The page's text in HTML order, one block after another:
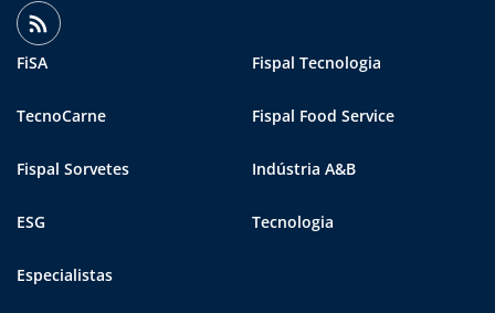
FiSA Fispal Tecnologia
TecnoCarne Fispal Food Service
Fispal Sorvetes Indústria A&B
ESG Tecnologia
Especialistas